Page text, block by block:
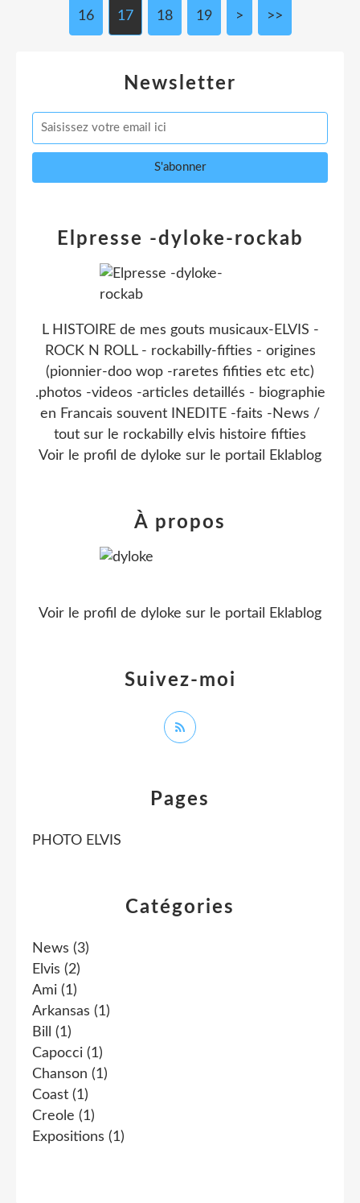
16 17 18 19 > >>
Newsletter
Catégories
News (3)
Elvis (2)
Ami (1)
Arkansas (1)
Bill
(1)
Capocci (1)
Chanson (1)
Coast (1)
Creole (1)
Expositions (1)
Pages
PHOTO ELVIS
Elpresse -dyloke-rockab
L HISTOIRE de mes gouts musicaux-ELVIS -
ROCK N ROLL - rockabilly-fifties - origines
(pionnier-doo wop -raretes fifities etc etc)
.photos -videos -articles detaillés - biographie
en Francais souvent INEDITE -faits -News /
tout sur le rockabilly elvis histoire fifties
Voir le profil de dyloke sur le portail Eklablog
Suivez-moi
À propos
Voir le profil de dyloke sur le portail Eklablog